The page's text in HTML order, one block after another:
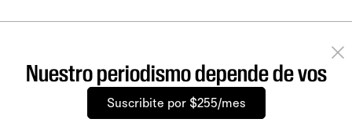
Nuestro periodismo depende de vos
Suscribite por $255/mes